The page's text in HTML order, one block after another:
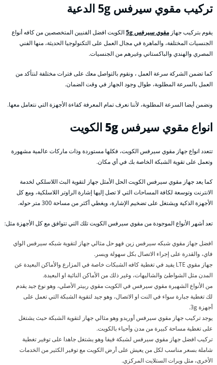
تركيب مقوي سيرفس 5g الدعية
يقوم بتركيب جهاز مقوي سيرفس 5g
الكويت افضل الفنيين المتخصصين من كافه أنواع
الجنسيات المختلفة، والماهرة في مجال العمل على التكنولوجيا الحديثة، منها الفني
المصري والهندي والباكستاني وغيرهم من الجنسيات.
كما تضمن الشركة سرعة العمل ، ونقوم بالتواصل معك على فترات مختلفة لنتأكد من
العمل بالسرعة المطلوبة، طوال وجود الجهاز في وقت الضمان.
ونضمن أيضا السرعة المطلوبة، لأننا نعرف تمام المعرفة كفاءة الأجهزة التي نتعامل معها.
انواع مقوي سيرفس 5g الكويت
تتعدد انواع جهاز مقوي سيرفس الكويت، فكلها مستوردة وذات ماركات عالمية مشهورة
وتعمل على تقوية الشبكة الخاصة بك في أي مكان.
كما يعد جهاز مقوي سيرفس الكويت الحل الأمثل جهاز لتقوية البث اللاسلكي لخدمة
الانترنت وتوسعة لكافة المساحات التي لا تصل إليها إشارة الراوتر اللاسلكية، ومع كل
الأجهزة الذكية ويشتغل على تضخيم الإشارة، ويغطي أكثر من مساحة 300 متر حوله.
تعد أشهر الأنواع الموجودة من مقوي سيرفس الكويت تلك التي تتوافق مع كل الأجهزة مثل:
افضل جهاز مقوي شبكه سيرفس زين فهو حل مثالي جهاز لتقوية شبكه سيرفس الواي
فاي، والقدرة على إجراء الاتصال بكل سهولة ويسر.
جهاز مقوي LTE يفيد في تغطية كافه الشبكات خاصة في المزارع والأماكن البعيدة عن
المدن مثل الشواطئ والشاليهات، وغير ذلك من الأماكن النائية او البعيدة.
من الأنواع الشهيرة مقوي سيرفس في الكويت مقوي ربيتر الأصلي، وهو نوع جيد يقدم
لك تغطية جبارة سواء في النت او الاتصال، وهو جيد لتقوية الشبكة التي تعمل على
أجهزة 3g.
يوجد تركيب جهاز مقوي سيرفس أوريدو وهو مثالي جهاز لتقوية الشبكة حيث يشتغل
على تغطية مساحة كبيرة من مدن وأحياء بالكويت.
تركيب افضل جهاز مقوي سيرفس لشبكة فيفا وهو يشتغل جاهدا على توفير تغطية
شاملة بسعر مناسب لكل من يعيش على أرض الكويت مع توفير الكثير من الخدمات
الأخرى، مثل ويرات الستلايت المركزي.